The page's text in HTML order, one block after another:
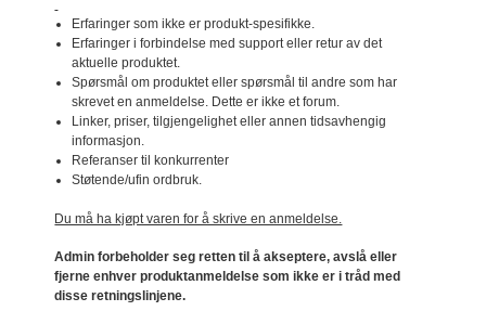
Erfaringer som ikke er produkt-spesifikke.
Erfaringer i forbindelse med support eller retur av det
aktuelle produktet.
Spørsmål om produktet eller spørsmål til andre som har
skrevet en anmeldelse. Dette er ikke et forum.
Linker, priser, tilgjengelighet eller annen tidsavhengig
informasjon.
Referanser til konkurrenter
Støtende/ufin ordbruk.
Du må ha kjøpt varen for å skrive en anmeldelse.
Admin forbeholder seg retten til å akseptere, avslå eller
fjerne enhver produktanmeldelse som ikke er i tråd med
disse retningslinjene.